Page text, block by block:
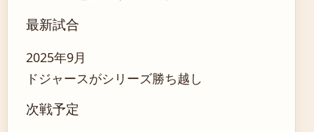
最新試合
2025年9月
ドジャースがシリーズ勝ち越し
次戦予定